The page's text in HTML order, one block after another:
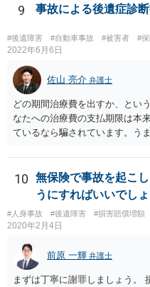
す。 これらが難しくても、通
と等で代替が可能な場合もあり
ているがが定かではありません
過しており、時効なども意識し
す。 待っていても事態が打開し
可能な弁護士に個別に問い合わ
談してみるのが望ましいかもしれ
9 事故による後遺症診
#後遺障害 #自動車事故 #被害者 #
2022年6月6日
佐山 亮介 弁護士
どの期間治療費を出すか、とい
なたへの治療費の支払期限は本
ているなら騙されています。う
せんが、受診したならば提出す
10
無保険で事故を起こ
うにすればいいでし
#人身事故 #後遺障害 #損害賠償増額
2020年2月4日
前原 一輝 弁護士
まずは丁寧に謝罪しましょう。